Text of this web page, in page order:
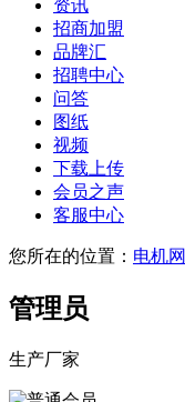
资讯
招商加盟
品牌汇
招聘中心
问答
图纸
视频
下载上传
会员之声
客服中心
您所在的位置： 电机网
管理员
生产厂家